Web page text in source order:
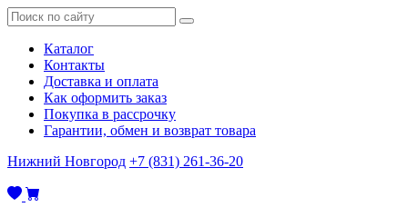
Каталог
Контакты
Доставка и оплата
Как оформить заказ
Покупка в рассрочку
Гарантии, обмен и возврат товара
Нижний Новгород +7 (831) 261-36-20